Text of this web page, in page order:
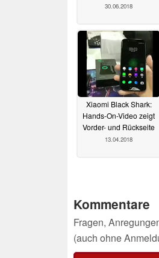
30.06.2018
Xiaomi Black Shark:
Hands-On-Video zeigt
Vorder- und Rückseite
13.04.2018
Kommentare
Fragen,
(auch ohne